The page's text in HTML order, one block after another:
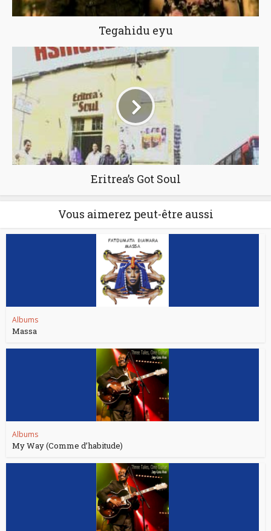
Tegahidu eyu
Eritrea’s Got Soul
Vous aimerez peut-être aussi
Albums
Massa
Albums
My Way (Comme d’habitude)